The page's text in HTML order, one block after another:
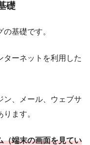
礎
基礎です。
ターネットを利用した
ン、メール、ウェブサ
ます。
（端末の画面を見てい